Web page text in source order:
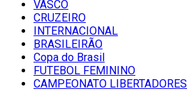
VASCO
CRUZEIRO
INTERNACIONAL
BRASILEIRÃO
Copa do Brasil
FUTEBOL FEMININO
CAMPEONATO LIBERTADORES